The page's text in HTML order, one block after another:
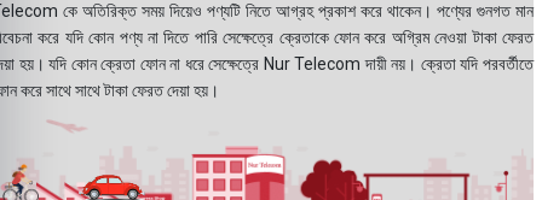
কে অতিরিক্ত সময় দিয়েও পণ্যটি নিতে আগ্রহ প্রকাশ করে থাকেন। পণ্যের গুনগত মান
করে যদি কোন পণ্য না দিতে পারি সেক্ষেত্রে ক্রেতাকে ফোন করে অগ্রিম নেওয়া টাকা ফেরত
হয়। যদি কোন ক্রেতা ফোন না ধরে সেক্ষেত্রে Nur Telecom দায়ী নয়। ক্রেতা যদি পরবর্তীতে
করে সাথে সাথে টাকা ফেরত দেয়া হয়।